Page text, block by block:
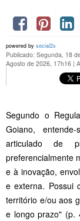
powered by social2s
Publicado: Segunda, 18
Agosto de 2026, 17h16 |
Segundo o
Goiano,
articulado de
preferencialmente
e à inovação,
e externa. Possui
território e/ou aos
e longo prazo" (p.